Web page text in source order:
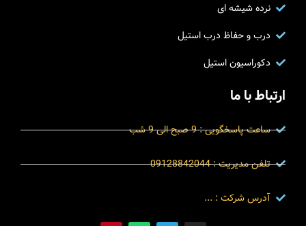
نرده شیشه ای
درب و حفاظ درب استیل
دکوراسیون استیل
ارتباط با ما
ساعت پاسخگویی : 9 صبح الی 9 شب
تلفن مدیریت : 09128842044
آدرس شرکت : ...